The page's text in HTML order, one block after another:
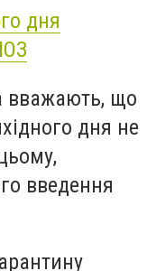
дня
вважають, що
дня не
введення